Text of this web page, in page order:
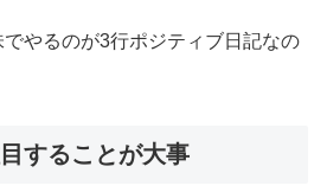
やるのが3行ポジティブ日記なの
することが大事